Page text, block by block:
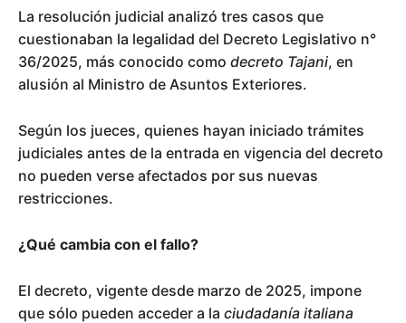
La resolución judicial analizó tres casos que
cuestionaban la legalidad del Decreto Legislativo n°
36/2025, más conocido como decreto Tajani, en
alusión al Ministro de Asuntos Exteriores.
Según los jueces, quienes hayan iniciado trámites
judiciales antes de la entrada en vigencia del decreto
no pueden verse afectados por sus nuevas
restricciones.
¿Qué cambia con el fallo?
El decreto, vigente desde marzo de 2025, impone
que sólo pueden acceder a la ciudadanía italiana